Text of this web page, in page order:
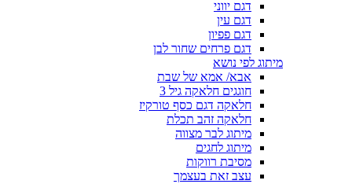
דגם יווני
דגם עין
דגם פפיון
דגם פרחים שחור לבן
מיתוג לפי נושא
אבא/ אמא של שבת
חוגגים חלאקה גיל 3
חלאקה דגם כסף טורקיז
חלאקה זהב תכלת
מיתוג לבר מצווה
מיתוג לחגים
מסיבת רווקות
עצב זאת בעצמך